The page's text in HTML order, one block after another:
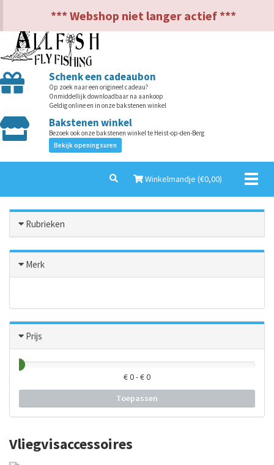
*** Webshop niet langer actief ***
Schenk een cadeaubon
Op zoek naar een origineel cadeau?
Onmiddellijk downloadbaar na aankoop
Geldig online en in onze bakstenen winkel
Bakstenen winkel
Bezoek ook onze bakstenen winkel te Heist-op-den-Berg
Bekijk openingsuren
Winkelmandje (€0,00)
Rubrieken
Merk
Prijs
€0- €0
Toepassen
Vliegvisaccessoires